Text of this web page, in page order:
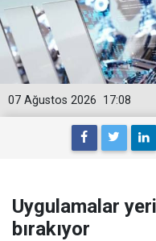
17:08
07 Ağustos 2026
Uygulamalar
bırakıyor